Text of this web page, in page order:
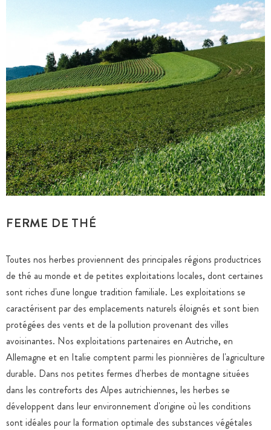
FERME DE THÉ
Toutes nos herbes proviennent des principales régions productrices
de thé au monde et de petites exploitations locales, dont certaines
sont riches d'une longue tradition familiale. Les exploitations se
caractérisent par des emplacements naturels éloignés et sont bien
protégées des vents et de la pollution provenant des villes
avoisinantes. Nos exploitations partenaires en Autriche, en
Allemagne et en Italie comptent parmi les pionnières de l'agriculture
durable. Dans nos petites fermes d'herbes de montagne situées
dans les contreforts des Alpes autrichiennes, les herbes se
développent dans leur environnement d'origine où les conditions
sont idéales pour la formation optimale des substances végétales